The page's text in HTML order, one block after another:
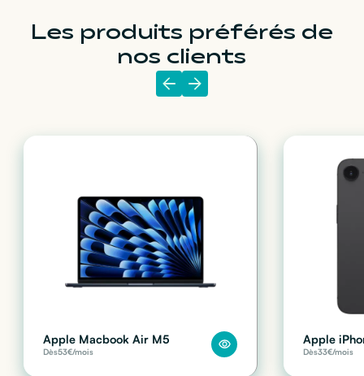
Les produits préférés de
nos clients
Apple Macbook Air M5
Dès53€/mois
Apple
Dès33€/mois